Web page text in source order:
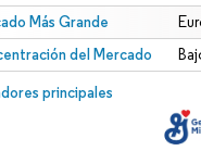
Más Grande
del Mercado
principales
© Mordor Intelligence. El uso